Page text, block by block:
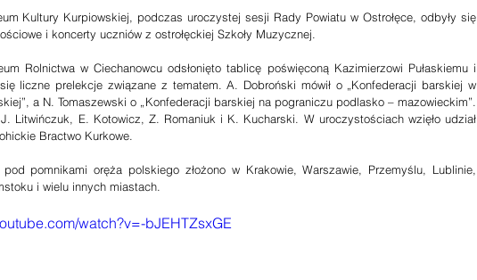
i koncerty uczniów z ostrołęckiej Szkoły Muzycznej.
liczne prelekcje związane z tematem. A. Dobroński mówił o „Konfederacji barskiej w
a N. Tomaszewski o „Konfederacji barskiej na pograniczu podlasko – mazowieckim”.
Litwińczuk, E. Kotowicz, Z. Romaniuk i K. Kucharski. W uroczystościach wzięło udział
Bractwo Kurkowe.
i wielu innych miastach.
watch?v=-bJEHTZsxGE